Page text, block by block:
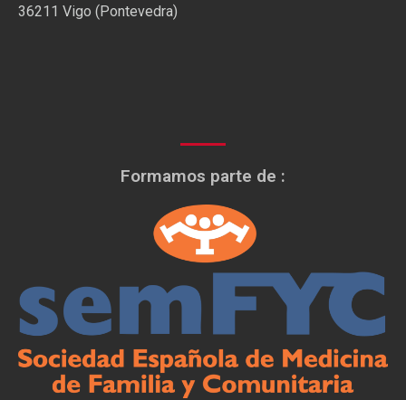
36211 Vigo (Pontevedra)
Formamos parte de :